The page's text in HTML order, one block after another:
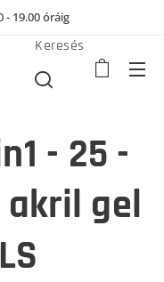
- 19.00 óráig
Keresés
- 25 -
akril gel